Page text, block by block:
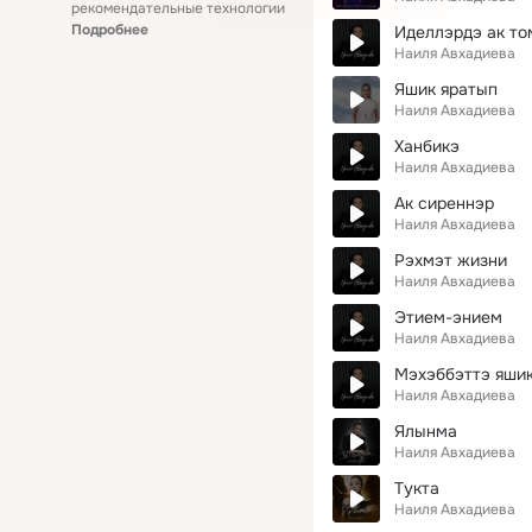
рекомендательные технологии
Подробнее
Иделлэрдэ ак
Наиля Авхадиева
Яшик яратып
Наиля Авхадиева
Ханбикэ
Наиля Авхадиева
Ак сиреннэр
Наиля Авхадиева
Рэхмэт жизни
Наиля Авхадиева
Этием-энием
Наиля Авхадиева
Мэхэббэттэ
Наиля Авхадиева
Ялынма
Наиля Авхадиева
Тукта
Наиля Авхадиева